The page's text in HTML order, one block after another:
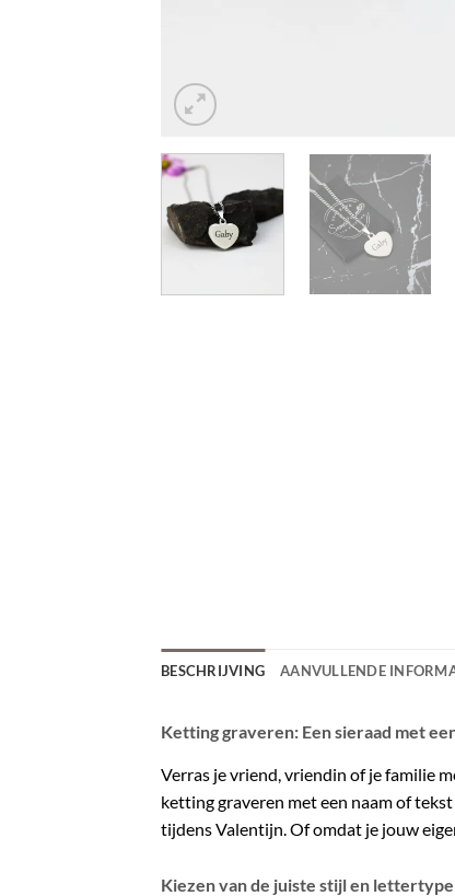
BESCHRIJVING AANVULLENDE
Ketting graveren: Een sieraad met
Verras je vriend, vriendin of je familie
ketting graveren met een naam of
tijdens Valentijn. Of omdat je jouw
Kiezen van de juiste stijl en lettertype